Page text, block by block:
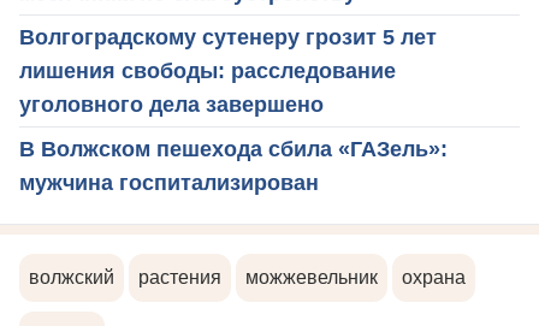
Волгоградскому сутенеру грозит 5 лет
лишения свободы: расследование
уголовного дела завершено
В Волжском пешехода сбила «ГАЗель»:
мужчина госпитализирован
волжский растения можжевельник охрана